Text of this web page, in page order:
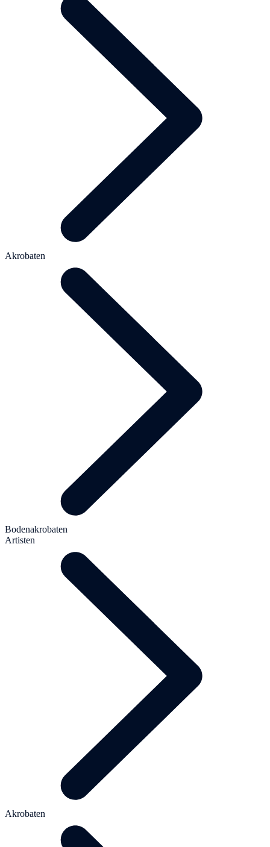
Akrobaten
Bodenakrobaten
Artisten
Akrobaten